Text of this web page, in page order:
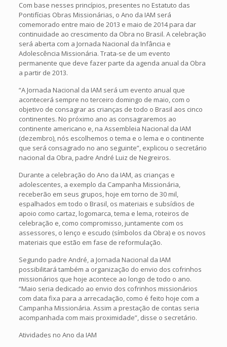
Com base nesses princípios, presentes no Estatuto das
Pontifícias Obras Missionárias, o Ano da IAM será
comemorado entre maio de 2013 e maio de 2014 para dar
continuidade ao crescimento da Obra no Brasil. A celebração
será aberta com a Jornada Nacional da Infância e
Adolescência Missionária. Trata-se de um evento
permanente que deve fazer parte da agenda anual da Obra
a partir de 2013.
“A Jornada Nacional da IAM será um evento anual que
acontecerá sempre no terceiro domingo de maio, com o
objetivo de consagrar as crianças de todo o Brasil aos cinco
continentes. No próximo ano as consagraremos ao
continente americano e, na Assembleia Nacional da IAM
(dezembro), nós escolhemos o tema e o lema e o continente
que será consagrado no ano seguinte”, explicou o secretário
nacional da Obra, padre André Luiz de Negreiros.
Durante a celebração do Ano da IAM, as crianças e
adolescentes, a exemplo da Campanha Missionária,
receberão em seus grupos, hoje em torno de 30 mil,
espalhados em todo o Brasil, os materiais e subsídios de
apoio como cartaz, logomarca, tema e lema, roteiros de
celebração e, como compromisso, juntamente com os
assessores, o lenço e escudo (símbolos da Obra) e os novos
materiais que estão em fase de reformulação.
Segundo padre André, a Jornada Nacional da IAM
possibilitará também a organização do envio dos cofrinhos
missionários que hoje acontece ao longo de todo o ano.
“Maio seria dedicado ao envio dos cofrinhos missionários
com data fixa para a arrecadação, como é feito hoje com a
Campanha Missionária. Assim a prestação de contas seria
acompanhada com mais proximidade”, disse o secretário.
Atividades no Ano da IAM